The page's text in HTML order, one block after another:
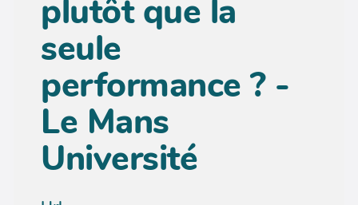
plutôt que la
seule
performance ? -
Le Mans
Université